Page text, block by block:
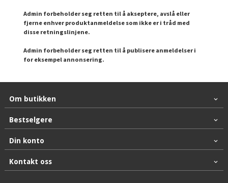
Admin forbeholder seg retten til å akseptere, avslå eller
fjerne enhver produktanmeldelse som ikke er i tråd med
disse retningslinjene.
Admin forbeholder seg retten til å publisere anmeldelser i
for eksempel annonsering.
Om butikken
Bestselgere
Din konto
Kontakt oss